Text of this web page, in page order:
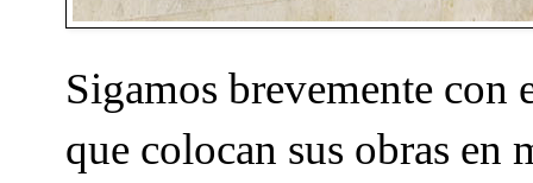
Sigamos brevemente con
que colocan sus obras en